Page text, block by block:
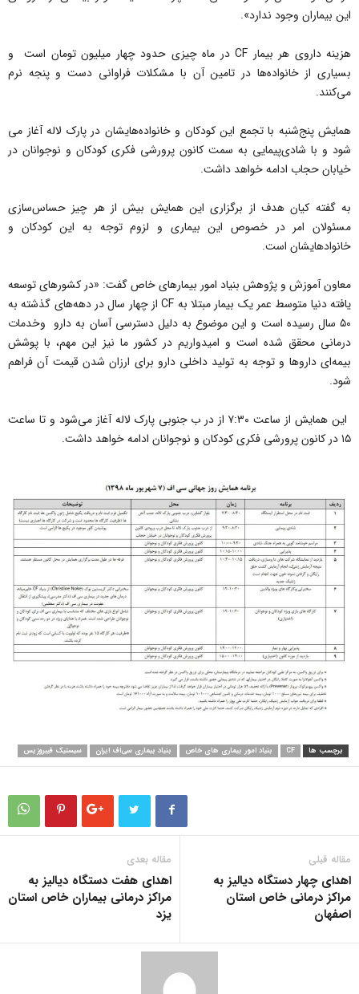
این بیماران وجود ندارد».
هزینه داروی هر بیمار CF در ماه چیزی حدود چهار میلیون تومان است و
بسیاری از خانواده‌ها در تامین آن با مشکلات فراوانی دست و پنجه نرم
می‌کنند.
همایش پنج‌شنبه با تجمع این کودکان و خانواده‌هایشان در پارک لاله آغاز می
شود و با شادی‌پیمایی به سمت کانون پرورشی فکری کودکان و نوجوانان در
خیابان حجاب ادامه خواهد داشت.
به گفته کیان هدف از برگزاری این همایش بیش از هر چیز حساس‌سازی
مسئولان امر در خصوص این بیماری و لزوم توجه به این کودکان و
خانوادهایشان است.
معاون آموزش و پژوهش بنیاد امور بیمارهای خاص گفت: «در کشورهای توسعه
یافته دنیا متوسط عمر یک بیمار مبتلا به CF از چهار سال در دهه‌های گذشته به
۵۰ سال رسیده است و این موضوع به دلیل دسترسی آسان به دارو وخدمات
درمانی محقق شده است و امیدواریم در کشور ما نیز این مهم، با پوشش
بیمه‌ای دارو‌ها و توجه به تولید داخلی دارو برای ارزان شدن قیمت آن فراهم
شود.
این همایش از ساعت ۷:۳۰ از در ب جنوبی پارک لاله آغاز می‌شود و تا ساعت
۱۵ در کانون پرورشی فکری کودکان و نوجوانان ادامه خواهد داشت.
برچسب ها CF بنیاد امور بیماری های خاص بنیاد بیماری سی‌اف ایران سیستیک فیبروزیس
مقاله قبلی
اهدای چهار دستگاه دیالیز به
مراکز درمانی خاص استان
اصفهان
مقاله بعدی
اهدای هفت دستگاه دیالیز به
مراکز درمانی بیماران خاص استان
یزد